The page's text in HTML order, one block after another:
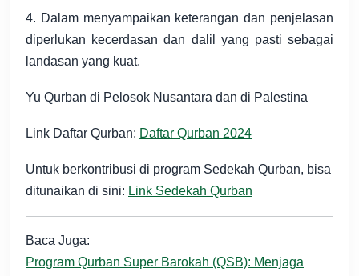
4. Dalam menyampaikan keterangan dan penjelasan
diperlukan kecerdasan dan dalil yang pasti sebagai
landasan yang kuat.
Yu Qurban di Pelosok Nusantara dan di Palestina
Link Daftar Qurban: Daftar Qurban 2024
Untuk berkontribusi di program Sedekah Qurban, bisa
ditunaikan di sini: Link Sedekah Qurban
Baca Juga:
Program Qurban Super Barokah (QSB): Menjaga